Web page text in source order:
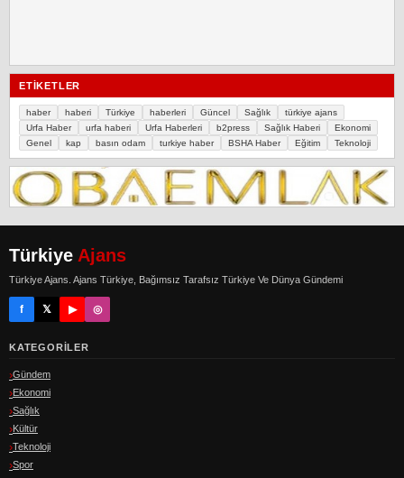
ETIKETLER
haber haberi Türkiye haberleri Güncel Sağlık
türkiye ajans
Urfa Haber
urfa haberi Urfa Haberleri b2press Sağlık Haberi
Ekonomi
Genel
kap basın odam turkiye haber BSHA Haber Eğitim Teknoloji
Türkiye Ajans
Türkiye Ajans. Ajans Türkiye, Bağımsız Tarafsız Türkiye Ve Dünya Gündemi
f 𝕏 ▶ ◎
KATEGORILER
Gündem
Ekonomi
Sağlık
Kültür
Teknoloji
Spor